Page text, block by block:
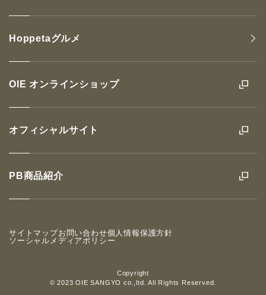
OIE オンラインショップ
オフィシャルサイト
PB商品紹介
Hoppetaグルメ
Copyright
© 2023 OIE SANGYO co.,ltd. All Rights Reserved.
サイトマップお問い合わせ個人情報保護方針
ソーシャルメディアポリシー